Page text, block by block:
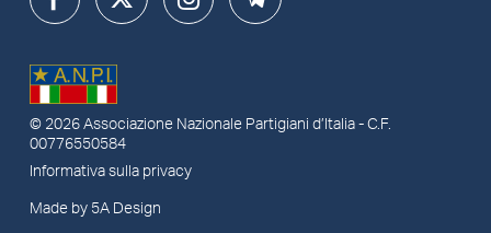
© 2026 Associazione Nazionale Partigiani d’Italia- C.F.
00776550584
Informativa sulla privacy
Made by 5A Design